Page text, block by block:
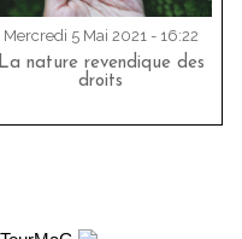
Mercredi 5 Mai 2021 - 16:22
La nature revendique des
droits